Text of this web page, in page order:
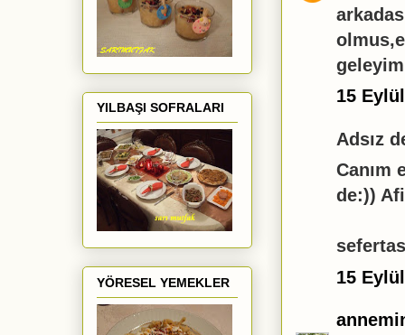
15
Adsız
Canım
de:))
15
YILBAŞI SOFRALARI
YÖRESEL YEMEKLER